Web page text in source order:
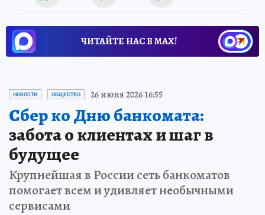
ЧИТАЙТЕ НАС В МАХ!
НОВОСТИ ОБЩЕСТВО 26 июня 2026 16:55
Сбер ко Дню банкомата:
забота о клиентах и шаг в
будущее
Крупнейшая в России сеть банкоматов
помогает всем и удивляет необычными
сервисами